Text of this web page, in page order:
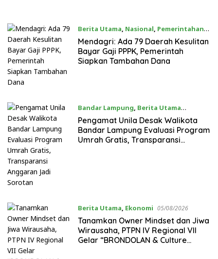
Berita Utama, Nasional, Pemerintahan
05/08/2026
Mendagri: Ada 79 Daerah Kesulitan
Bayar Gaji PPPK, Pemerintah
Siapkan Tambahan Dana
Bandar Lampung, Berita Utama
05/08/2026
Pengamat Unila Desak Walikota
Bandar Lampung Evaluasi Program
Umrah Gratis, Transparansi
Berita Utama, Ekonomi 05/08/2026
Tanamkan Owner Mindset dan Jiwa
Wirausaha, PTPN IV Regional VII
Gelar “BRONDOLAN & Culture